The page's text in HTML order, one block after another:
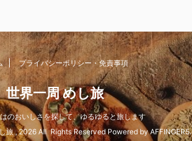
プライバシーポリシー・免責事項
世界一周 めし旅
のおいしさを探して、ゆるゆると旅します
旅 , 2026 All Rights Reserved Powered byAFFINGER5.